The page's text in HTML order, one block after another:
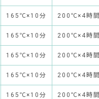
165℃×10分 200℃×4時間
165℃×10分 200℃×4時間
165℃×10分 200℃×4時間
165℃×10分 200℃×4時間
165℃×10分 200℃×4時間